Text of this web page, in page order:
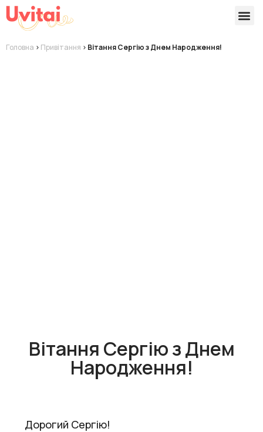
Головна > Привітання > Вітання Сергію з Днем Народження!
Вітання Сергію з Днем
Народження!
Дорогий Сергію!